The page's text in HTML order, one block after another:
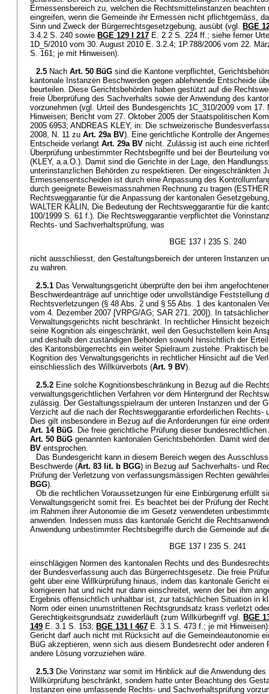
Ermessensbereich zu, welchen die Rechtsmittelinstanzen
eingreifen, wenn die Gemeinde ihr Ermessen nicht pflichtgemäss,
Sinn und Zweck der Bürgerrechtsgesetzgebung, ausübt (vgl. BGE
3.4.2 S. 240 sowie BGE 129 I 217 E. 2.2 S. 224 ff.; siehe ferner
1D_5/2010 vom 30. August 2010 E. 3.2.4; 1P.788/2006 vom 22.
S. 161; je mit Hinweisen).
2.5 Nach Art. 50 BüG sind die Kantone verpflichtet,
kantonale Instanzen Beschwerden gegen ablehnende Entscheide
beurteilen. Diese Gerichtsbehörden haben gestützt auf die
freie Überprüfung des Sachverhalts sowie der Anwendung des
vorzunehmen (vgl. Urteil des Bundesgerichts 1C_310/2009 vom
Hinweisen; Bericht vom 27. Oktober 2005 der Staatspolitischen
2005 6953; ANDREAS KLEY, in: Die schweizerische
2008, N. 11 zu Art. 29a BV). Eine gerichtliche Kontrolle der
Entscheide verlangt Art. 29a BV nicht. Zulässig ist auch eine
Überprüfung unbestimmter Rechtsbegriffe und bei der Beurteilung
(KLEY, a.a.O.). Damit sind die Gerichte in der Lage, den
unterinstanzlichen Behörden zu respektieren. Der eingeschränkten
Ermessensentscheiden ist durch eine Anpassung des
durch geeignete Beweismassnahmen Rechnung zu tragen
Rechtsweggarantie für die Anpassung der kantonalen
WALTER KÄLIN, Die Bedeutung der Rechtsweggarantie für die
100/1999 S. 61 f.). Die Rechtsweggarantie verpflichtet die
Rechts- und Sachverhaltsprüfung, was
BGE 137 I 235 S. 240
nicht ausschliesst, den Gestaltungsbereich der unteren Instanzen
zu wahren.
2.5.1 Das Verwaltungsgericht überprüfte den bei ihm
Beschwerdeanträge auf unrichtige oder unvollständige Feststellung
Rechtsverletzungen (§ 48 Abs. 2 und § 55 Abs. 1 des kantonalen
vom 4. Dezember 2007 [VRPG/AG; SAR 271. 200]). In
Verwaltungsgerichts nicht beschränkt. In rechtlicher Hinsicht
seine Kognition als eingeschränkt, weil den Gesuchstellern kein
und deshalb den zuständigen Behörden sowohl hinsichtlich der
des Kantonsbürgerrechts ein weiter Spielraum zustehe. Praktisch
Kognition des Verwaltungsgerichts in rechtlicher Hinsicht auf die
einschliesslich des Willkürverbots (Art. 9 BV).
2.5.2 Eine solche Kognitionsbeschränkung in Bezug auf die
verwaltungsgerichtlichen Verfahren vor dem Hintergrund der
zulässig. Der Gestaltungsspielraum der unteren Instanzen und der
Verzicht auf die nach der Rechtsweggarantie erforderlichen Rechts-
Dies gilt insbesondere in Bezug auf die Anforderungen für eine
Art. 14 BüG. Die freie gerichtliche Prüfung dieser
Art. 50 BüG genannten kantonalen Gerichtsbehörden. Damit wird
BV entsprochen.
Das Bundesgericht kann in diesem Bereich wegen des
Beschwerde (Art. 83 lit. b BGG) in Bezug auf Sachverhalts- und
Prüfung der Verletzung von verfassungsmässigen Rechten
BGG).
Ob die rechtlichen Voraussetzungen für eine Einbürgerung erfüllt
Verwaltungsgericht somit frei. Es beachtet bei der Prüfung der
im Rahmen ihrer Autonomie die im Gesetz verwendeten
anwenden. Indessen muss das kantonale Gericht die
Anwendung unbestimmter Rechtsbegriffe durch die Gemeinde auf
BGE 137 I 235 S. 241
einschlägigen Normen des kantonalen Rechts und des
der Bundesverfassung auch das Bürgerrechtsgesetz. Die freie
geht über eine Willkürprüfung hinaus, indem das kantonale Gericht
korrigieren hat und nicht nur dann einschreitet, wenn der bei ihm
Ergebnis offensichtlich unhaltbar ist, zur tatsächlichen Situation in
Norm oder einen unumstrittenen Rechtsgrundsatz krass verletzt
Gerechtigkeitsgrundsatz zuwiderläuft (zum Willkürbegriff vgl. BGE
149 E. 3.1 S. 153; BGE 131 I 467 E. 3.1 S. 473 f.; je mit
Gericht darf auch nicht mit Rücksicht auf die Gemeindeautonomie
BüG akzeptieren, wenn sich aus diesem Bundesrecht oder
andere Lösung vorzuziehen wäre.
2.5.3 Die Vorinstanz war somit im Hinblick auf die Anwendung
Willkürprüfung beschränkt, sondern hatte unter Beachtung des
Instanzen eine umfassende Rechts- und Sachverhaltsprüfung